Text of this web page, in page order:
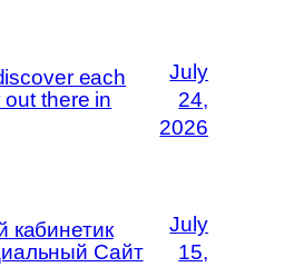
each
there in
July
24,
2026
кабинетик
Сайт
July
15,